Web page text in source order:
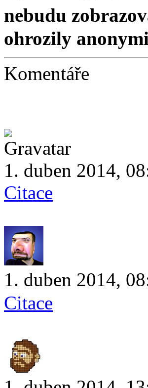
nebudu
ohrozily
Komentáře
1. duben 2014,
Citace
1. duben 2014,
Citace